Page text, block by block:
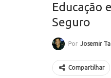
Educação
Seguro
Por Josemir
Compartilhar